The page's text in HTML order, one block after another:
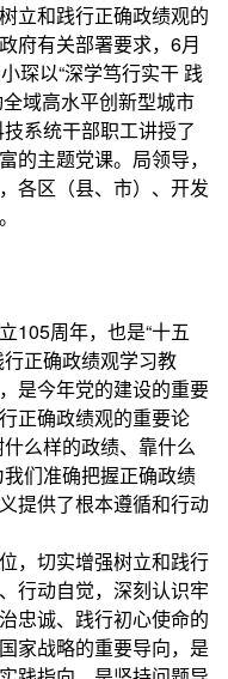
立和践行正确政绩观的
府有关部署要求，6月
琛以“深学笃行实干 践
域高水平创新型城市
系统干部职工讲授了
的主题党课。局领导，
各区（县、市）、开发
105周年，也是“十五
正确政绩观学习教
是今年党的建设的重要
正确政绩观的重要论
么样的政绩、靠什么
们准确把握正确政绩
提供了根本遵循和行动
，切实增强树立和践行
行动自觉，深刻认识牢
忠诚、践行初心使命的
家战略的重要导向，是